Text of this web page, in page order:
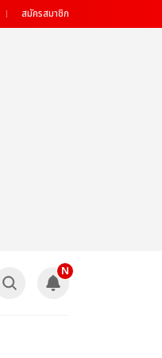
สมัครสมาชิก
N